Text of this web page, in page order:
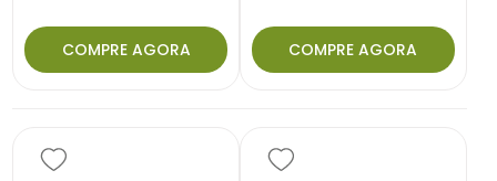
COMPRE AGORA COMPRE AGORA